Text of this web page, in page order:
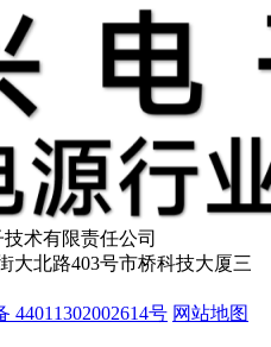
术有限责任公司
大北路403号市桥科技大厦三
44011302002614号 网站地图